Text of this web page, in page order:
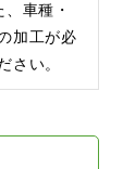
車種・
加工が必
さい。